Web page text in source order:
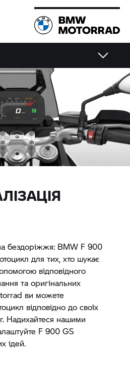
бездоріжжя: BMW F 900
для тих, хто шукає
відповідного
та оригінальних
ви можете
відповідно до своїх
Надихайтеся нашими
F 900 GS
ідей.